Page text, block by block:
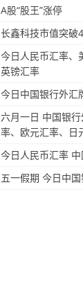
A股“股王”涨停
长鑫科技市值突破
今日人民币汇率、
英镑汇率
今日中国银行外汇
六月一日 中国银
率、欧元汇率、日
今日人民币汇率
五一假期 今日中